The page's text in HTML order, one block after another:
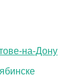
на-Дону